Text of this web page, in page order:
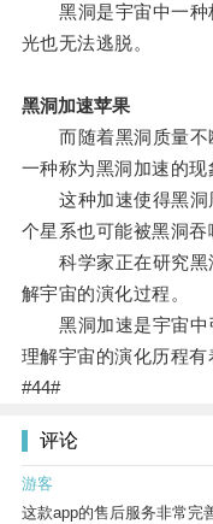
黑洞是宇宙中一种
光也无法逃脱。
黑洞加速苹果
而随着黑洞质量不
一种称为黑洞加速的现
这种加速使得黑洞
个星系也可能被黑洞吞
科学家正在研究黑
解宇宙的演化过程。
黑洞加速是宇宙中
理解宇宙的演化历程有
#44#
评论
游客
这款app的售后服务非常完